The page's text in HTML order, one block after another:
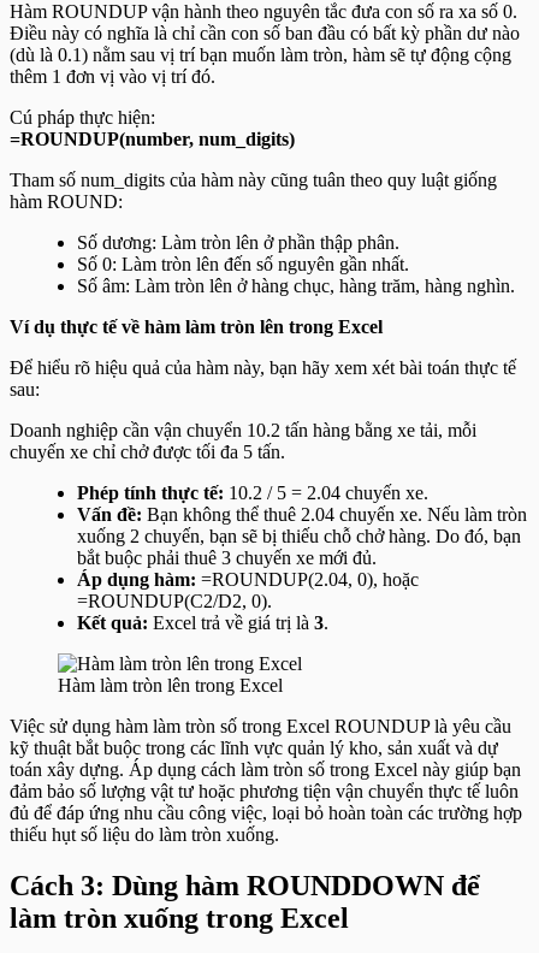
Hàm ROUNDUP vận hành theo nguyên tắc đưa con số ra xa số 0.
Điều này có nghĩa là chỉ cần con số ban đầu có bất kỳ phần dư nào
(dù là 0.1) nằm sau vị trí bạn muốn làm tròn, hàm sẽ tự động cộng
thêm 1 đơn vị vào vị trí đó.
Cú pháp thực hiện:
=ROUNDUP(number, num_digits)
Tham số num_digits của hàm này cũng tuân theo quy luật giống
hàm ROUND:
Số dương: Làm tròn lên ở phần thập phân.
Số 0: Làm tròn lên đến số nguyên gần nhất.
Số âm: Làm tròn lên ở hàng chục, hàng trăm, hàng nghìn.
Ví dụ thực tế về hàm làm tròn lên trong Excel
Để hiểu rõ hiệu quả của hàm này, bạn hãy xem xét bài toán thực tế
sau:
Doanh nghiệp cần vận chuyển 10.2 tấn hàng bằng xe tải, mỗi
chuyến xe chỉ chở được tối đa 5 tấn.
Phép tính thực tế: 10.2 / 5 = 2.04 chuyến xe.
Vấn đề: Bạn không thể thuê 2.04 chuyến xe. Nếu làm tròn
xuống 2 chuyến, bạn sẽ bị thiếu chỗ chở hàng. Do đó, bạn
bắt buộc phải thuê 3 chuyến xe mới đủ.
Áp dụng hàm: =ROUNDUP(2.04, 0), hoặc
=ROUNDUP(C2/D2, 0).
Kết quả: Excel trả về giá trị là 3.
Hàm làm tròn lên trong Excel
Việc sử dụng hàm làm tròn số trong Excel ROUNDUP là yêu cầu
kỹ thuật bắt buộc trong các lĩnh vực quản lý kho, sản xuất và dự
toán xây dựng. Áp dụng cách làm tròn số trong Excel này giúp bạn
đảm bảo số lượng vật tư hoặc phương tiện vận chuyển thực tế luôn
đủ để đáp ứng nhu cầu công việc, loại bỏ hoàn toàn các trường hợp
thiếu hụt số liệu do làm tròn xuống.
Cách 3: Dùng hàm ROUNDDOWN để
làm tròn xuống trong Excel